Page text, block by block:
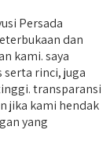
Persada
dan
kami. saya
rinci, juga
transparansi
jika kami hendak
yang